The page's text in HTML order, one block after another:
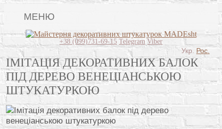
МЕНЮ
Lincrusta
Види штукатурок
Поклейка шпалер
Картини
Декоративні панно
+38 (099)731-69-15 Telegram Viber
ІМІТАЦІЯ ДЕКОРАТИВНИХ БАЛОК
ПІД ДЕРЕВО ВЕНЕЦІАНСЬКОЮ
ШТУКАТУРКОЮ
Укр. Рос.